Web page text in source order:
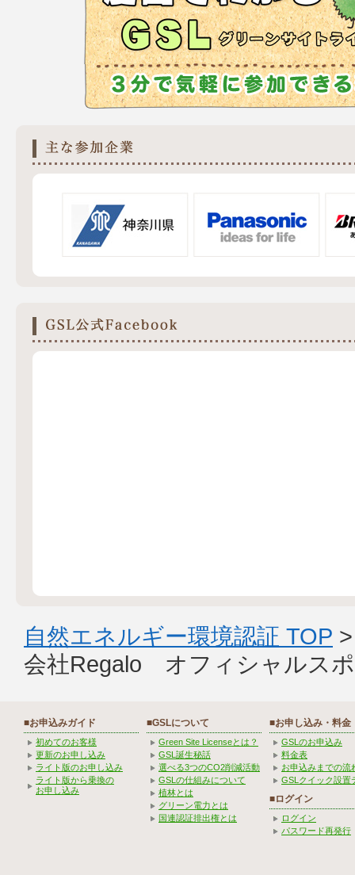
自然エネルギー環境認証 TOP
会社Regalo オフィシャルス
■お申込みガイド
初めてのお客様
更新のお申し込み
ライト版のお申し込み
ライト版から乗換の
お申し込み
■GSLについて
Green Site Licenseとは？
GSL誕生秘話
選べる3つのCO2削減活動
GSLの仕組みについて
植林とは
グリーン電力とは
国連認証排出権とは
■お申し込み・料金
GSLのお申込み
料金表
お申込みまでの流
GSLクイック設置
■ログイン
ログイン
パスワード再発行